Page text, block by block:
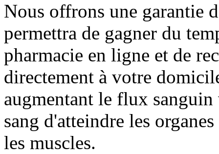
Nous offrons une garantie
permettra de gagner du
pharmacie en ligne et de
directement à votre
augmentant le flux
sang d'atteindre les
les muscles.